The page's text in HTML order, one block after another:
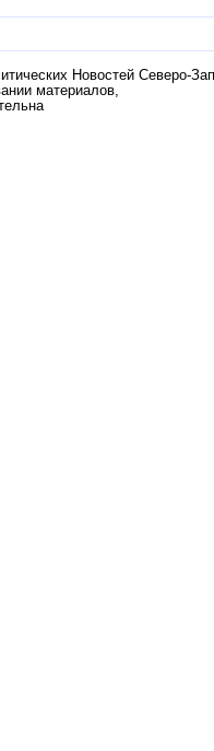
Новостей Северо-
материалов,